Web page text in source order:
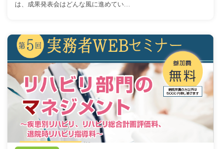
は、成果発表会はどんな風に進めてい…